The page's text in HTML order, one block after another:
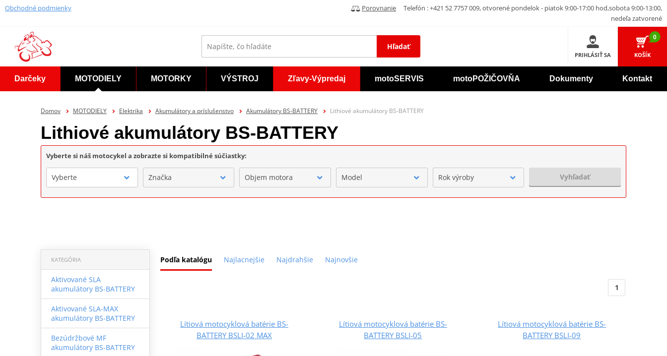
Obchodné podmienky Porovnanie
Telefón : +421 52 7757 009, otvorené pondelok - piatok 9:00-17:00 hod,sobota 9:00-13:00,
nedeľa zatvorené
Hľadať
PRIHLÁSIŤ SA
0
KOŠÍK
Darčeky MOTODIELY MOTORKY VÝSTROJ Zľavy-Výpredaj motoSERVIS motoPOŽIČOVŇA Dokumenty Kontakt
Domov MOTODIELY Elektrika Akumulátory a príslušenstvo Akumulátory BS-BATTERY Lithiové akumulátory BS-BATTERY
Lithiové akumulátory BS-BATTERY
Vyberte si náš motocykel a zobrazte si kompatibilné súčiastky:
Vyberte Značka Objem motora Model Rok výroby Vyhľadať
Podľa katalógu Najlacnejšie Najdrahšie Najnovšie
KATEGÓRIA
Aktivované SLA
akumulátory BS-BATTERY
Aktivované SLA-MAX
akumulátory BS-BATTERY
Bezúdržbové MF
akumulátory BS-BATTERY
1
Lítiová motocyklová batérie BS-
BATTERY BSLI-02 MAX
Lítiová motocyklová batérie BS-
BATTERY BSLI-05
Lítiová motocyklová batérie BS-
BATTERY BSLI-09